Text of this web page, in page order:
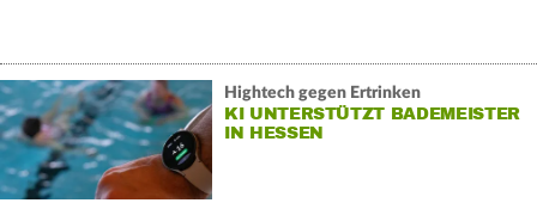
Hightech gegen Ertrinken
KI UNTERSTÜTZT BADEMEISTER
IN HESSEN